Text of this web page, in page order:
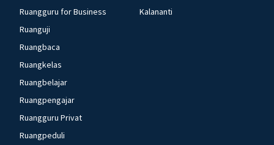
Ruangguru for Business
Ruanguji
Ruangbaca
Ruangkelas
Ruangbelajar
Ruangpengajar
Ruangguru Privat
Ruangpeduli
Kalananti